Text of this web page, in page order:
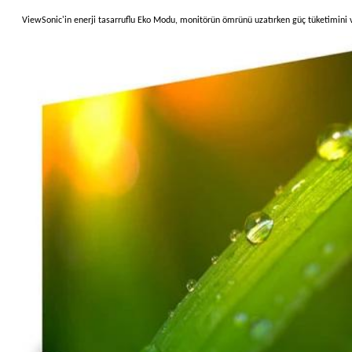
ViewSonic'in enerji tasarruflu Eko Modu, monitörün ömrünü uzatırken güç tüketimini